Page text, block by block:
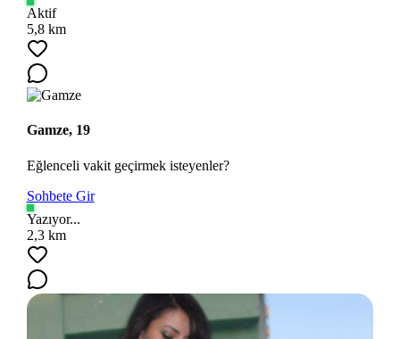
Aktif
5,8 km
Gamze, 19
Eğlenceli vakit geçirmek isteyenler?
Sohbete Gir
Yazıyor...
2,3 km